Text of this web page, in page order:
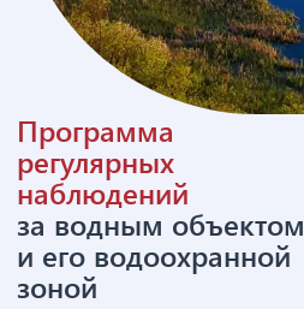
Программа
регулярных
наблюдений
за водным объектом
и его водоохранной
зоной